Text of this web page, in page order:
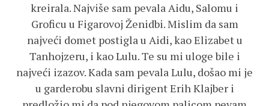
kreirala. Najviše sam pevala Aidu, Salomu i
Groficu u Figarovoj Ženidbi. Mislim da sam
najveći domet postigla u Aidi, kao Elizabet u
Tanhojzeru, i kao Lulu. Te su mi uloge bile i
najveći izazov. Kada sam pevala Lulu, došao mi je
u garderobu slavni dirigent Erih Klajber i